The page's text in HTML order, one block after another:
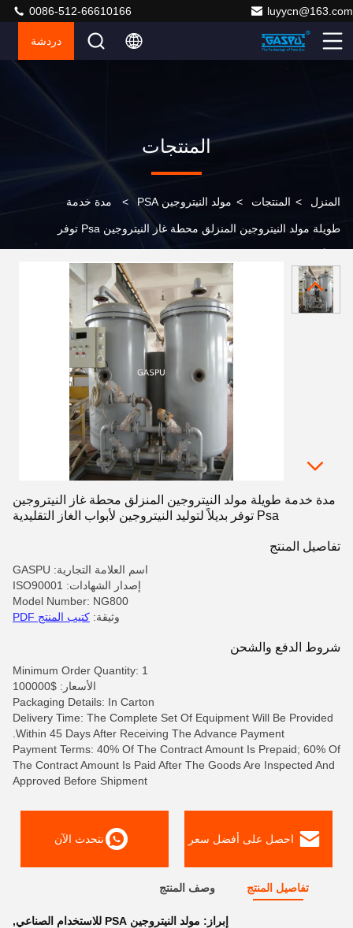
luyycn@163.com
0086-512-66610166
دردشة
المنتجات
المنزل > المنتجات > مولد النيتروجين PSA > مدة خدمة
طويلة مولد النيتروجين المنزلق محطة غاز النيتروجين Psa توفر
مدة خدمة طويلة مولد النيتروجين المنزلق محطة غاز النيتروجين
Psa توفر بديلاً لتوليد النيتروجين لأبواب الغاز التقليدية
تفاصيل المنتج
اسم العلامة التجارية: GASPU
إصدار الشهادات: ISO90001
Model Number: NG800
وثيقة: كتيب المنتج PDF
شروط الدفع والشحن
Minimum Order Quantity: 1
الأسعار: $100000
Packaging Details: In Carton
Delivery Time: The Complete Set Of Equipment Will Be Provided
Within 45 Days After Receiving The Advance Payment.
Payment Terms: 40% Of The Contract Amount Is Prepaid; 60% Of
The Contract Amount Is Paid After The Goods Are Inspected And
Approved Before Shipment
احصل على أفضل سعر نتحدث الآن
تفاصيل المنتج وصف المنتج
إبراز: مولد النيتروجين PSA للاستخدام الصناعي
,